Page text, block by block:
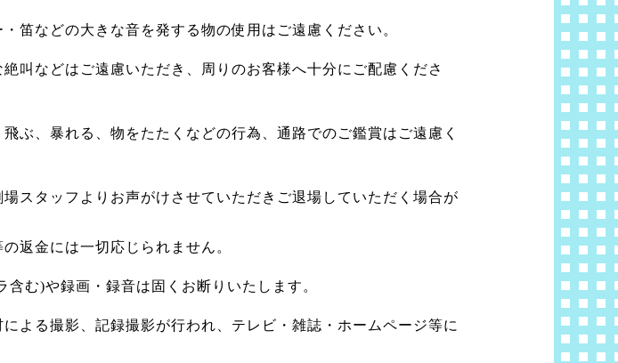
笛などの大きな音を発する物の使用はご遠慮ください。
叫などはご遠慮いただき、周りのお客様へ十分にご配慮くださ
ぶ、暴れる、物をたたくなどの行為、通路でのご鑑賞はご遠慮く
場スタッフよりお声がけさせていただきご退場していただく場合が
返金には一切応じられません。
含む)や録画・録音は固くお断りいたします。
よる撮影、記録撮影が行われ、テレビ・雑誌・ホームページ等に